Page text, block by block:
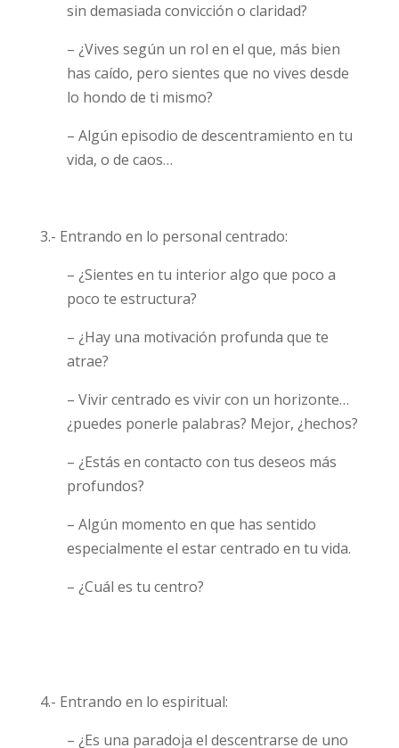
sin demasiada convicción o claridad?
– ¿Vives según un rol en el que, más bien
has caído, pero sientes que no vives desde
lo hondo de ti mismo?
– Algún episodio de descentramiento en tu
vida, o de caos…
3.- Entrando en lo personal centrado:
– ¿Sientes en tu interior algo que poco a
poco te estructura?
– ¿Hay una motivación profunda que te
atrae?
– Vivir centrado es vivir con un horizonte…
¿puedes ponerle palabras? Mejor, ¿hechos?
– ¿Estás en contacto con tus deseos más
profundos?
– Algún momento en que has sentido
especialmente el estar centrado en tu vida.
– ¿Cuál es tu centro?
4.- Entrando en lo espiritual:
– ¿Es una paradoja el descentrarse de uno